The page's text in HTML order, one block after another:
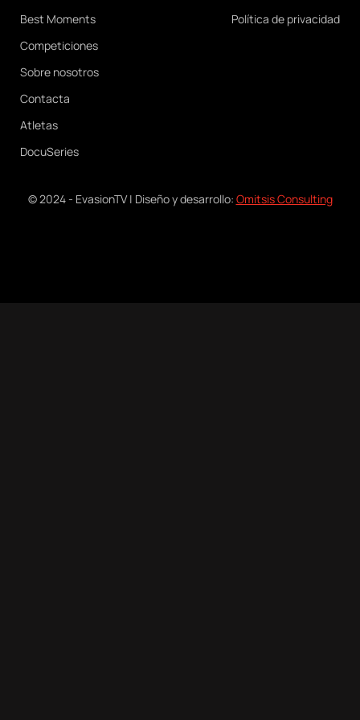
Best Moments
Competiciones
Sobre nosotros
Contacta
Atletas
DocuSeries
Política de privacidad
© 2024 - EvasionTV | Diseño y desarrollo: Omitsis Consulting